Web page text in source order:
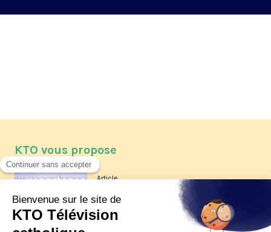
KTO vous propose
Article
Les reportages d'été 2026 de KTO